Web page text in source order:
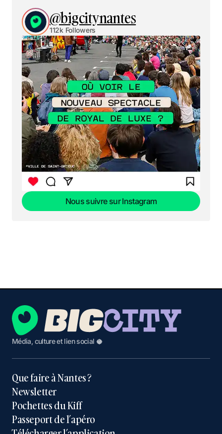
@bigcitynantes
112k Followers
Nous suivre sur Instagram
Média, culture et lien social 🥥
Que faire à Nantes ?
Newsletter
Pochettes du Kiff
Passeport de l’apéro